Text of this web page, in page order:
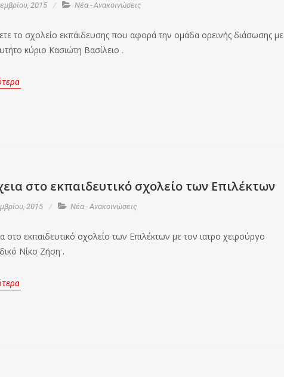
2015 Νέα - Ανακοινώσεις
το σχολείο εκπάιδευσης που αφορά την ομάδα ορεινής διάσωσης με
κύριο Κασιώτη Βασίλειο .
στο εκπαιδευτικό σχολείο των Επιλέκτων
2015 Νέα - Ανακοινώσεις
στο εκπαιδευτικό σχολείο των Επιλέκτων με τον ιατρο χειρούργο
Νίκο Ζήση .